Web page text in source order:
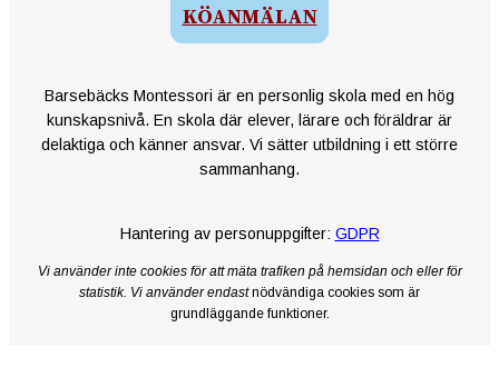
KÖANMÄLAN
Barsebäcks Montessori är en personlig skola med en hög
kunskapsnivå. En skola där elever, lärare och föräldrar är
delaktiga och känner ansvar. Vi sätter utbildning i ett större
sammanhang.
Hantering av personuppgifter: GDPR
Vi använder inte cookies för att mäta trafiken på hemsidan och eller för
statistik. Vi använder endastnödvändiga cookies som är
grundläggande funktioner.